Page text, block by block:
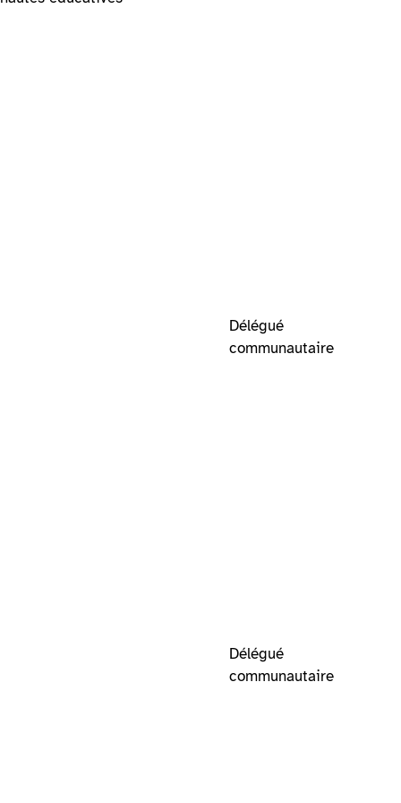
Délégué
communautaire
Délégué
communautaire